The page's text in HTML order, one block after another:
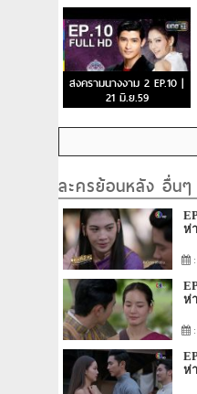
สงครามนางงาม 2 EP.10 |
21 มิ.ย.59
ละครย้อนหลัง อื่นๆ
ห่
ห่
ห่